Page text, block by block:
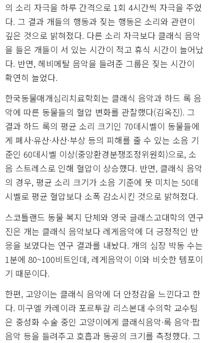
의 소리 자극을 하루 간격으로 1회 4시간씩 자극을 주었
다. 그 결과 개들의 행동과 짖는 행동은 소리와 관련이
깊은 것으로 밝혀졌다. 다른 소리 자극보다 클래식 음악
을 들은 개들이 서 있는 시간이 적고 휴식 시간이 늘어났
다. 반면, 헤비메탈 음악을 들려준 그룹은 짖는 시간이
확연히 늘었다.
한국동물매개심리치료학회는 클래식 음악과 하드 록 음
악에 따른 동물들의 혈압 변화를 관찰했다(김옥진). 그
결과 하드 록의 평균 소리 크기인 70데시벨이 동물들에
게 폐사·유산·사산·부상 등의 피해를 줄 수 있는 소음 기
준인 60데시벨 이상(중앙환경분쟁조정위원회)으로, 소
음 스트레스로 인해 혈압이 상승했다. 반면, 클래식 음악
의 경우, 평균 소리 크기가 소음 기준에 못 미치는 50데
시벨로 평균 혈압보다 소폭 감소시킨 것으로 밝혀졌다.
스코틀랜드 동물 복지 단체와 영국 글래스고대학의 연구
진은 개는 클래식 음악보다 레게음악에 더 긍정적인 반
응을 보였다는 연구 결과를 내놨다. 개의 심장 박동 수는
1분에 80~100비트인데, 레게음악이 이와 비슷한 템포이
기 때문이다.
한편, 고양이는 클래식 음악에 더 안정감을 느낀다고 한
다. 미구엘 카레이라 포르투갈 리스본대 수의학 교수팀
은 중성화 수술 중인 고양이에게 클래식음악·록 음악·팝
음악 등을 들려주고 호흡과 동공의 크기를 측정했다. 그